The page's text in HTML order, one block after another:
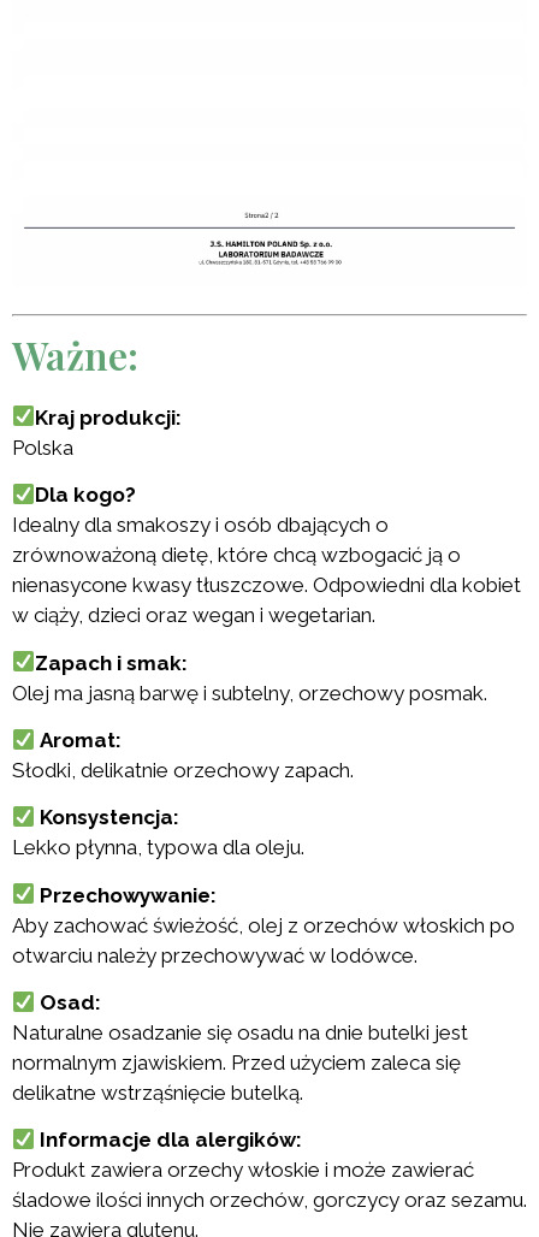
Ważne:
Kraj produkcji:
Polska
Dla kogo?
Idealny dla smakoszy i osób dbających o
zrównoważoną dietę, które chcą wzbogacić ją o
nienasycone kwasy tłuszczowe. Odpowiedni dla kobiet
w ciąży, dzieci oraz wegan i wegetarian.
Zapach i smak:
Olej ma jasną barwę i subtelny, orzechowy posmak.
Aromat:
Słodki, delikatnie orzechowy zapach.
Konsystencja:
Lekko płynna, typowa dla oleju.
Przechowywanie:
Aby zachować świeżość, olej z orzechów włoskich po
otwarciu należy przechowywać w lodówce.
Osad:
Naturalne osadzanie się osadu na dnie butelki jest
normalnym zjawiskiem. Przed użyciem zaleca się
delikatne wstrząśnięcie butelką.
Informacje dla alergików:
Produkt zawiera orzechy włoskie i może zawierać
śladowe ilości innych orzechów, gorczycy oraz sezamu.
Nie zawiera glutenu.